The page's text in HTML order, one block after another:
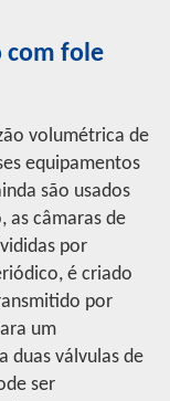
com fole
volumétrica de
equipamentos
são usados
as câmaras de
por
é criado
por
um
duas válvulas de
ser